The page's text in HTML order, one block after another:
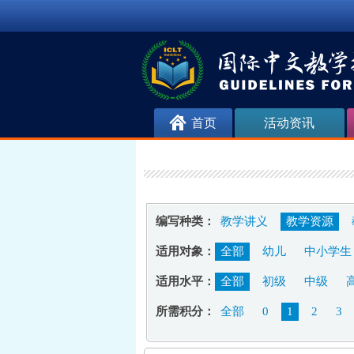
首页 活动资讯
编写种类： 教学讲义 教学资源
适用对象： 全部 幼儿 中小学生
适用水平： 全部 初级 中级
所需积分： 全部 0 1 2 3